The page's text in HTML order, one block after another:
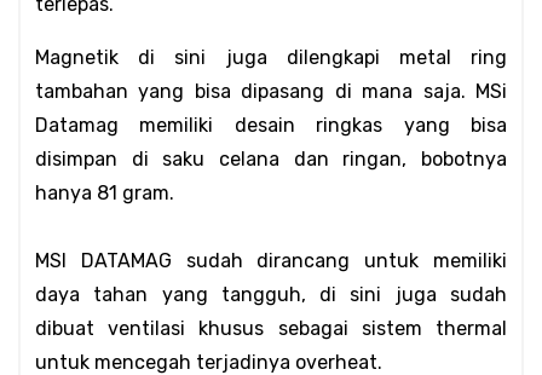
Magnetik di sini juga dilengkapi metal ring
tambahan yang bisa dipasang di mana saja. MSi
Datamag memiliki desain ringkas yang bisa
disimpan di saku celana dan ringan, bobotnya
hanya 81 gram.
MSI DATAMAG sudah dirancang untuk memiliki
daya tahan yang tangguh, di sini juga sudah
dibuat ventilasi khusus sebagai sistem thermal
untuk mencegah terjadinya overheat.